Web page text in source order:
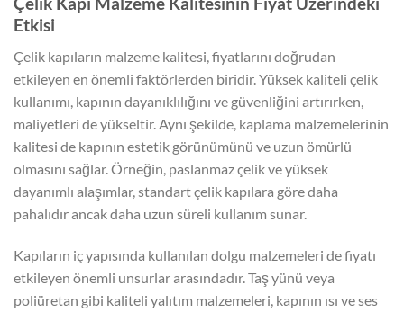
Etkisi
Çelik kapıların malzeme kalitesi, fiyatlarını doğrudan
etkileyen en önemli faktörlerden biridir. Yüksek kaliteli çelik
kullanımı, kapının dayanıklılığını ve güvenliğini artırırken,
maliyetleri de yükseltir. Aynı şekilde, kaplama malzemelerinin
kalitesi de kapının estetik görünümünü ve uzun ömürlü
olmasını sağlar. Örneğin, paslanmaz çelik ve yüksek
dayanımlı alaşımlar, standart çelik kapılara göre daha
pahalıdır ancak daha uzun süreli kullanım sunar.
Kapıların iç yapısında kullanılan dolgu malzemeleri de fiyatı
etkileyen önemli unsurlar arasındadır. Taş yünü veya
poliüretan gibi kaliteli yalıtım malzemeleri, kapının ısı ve ses